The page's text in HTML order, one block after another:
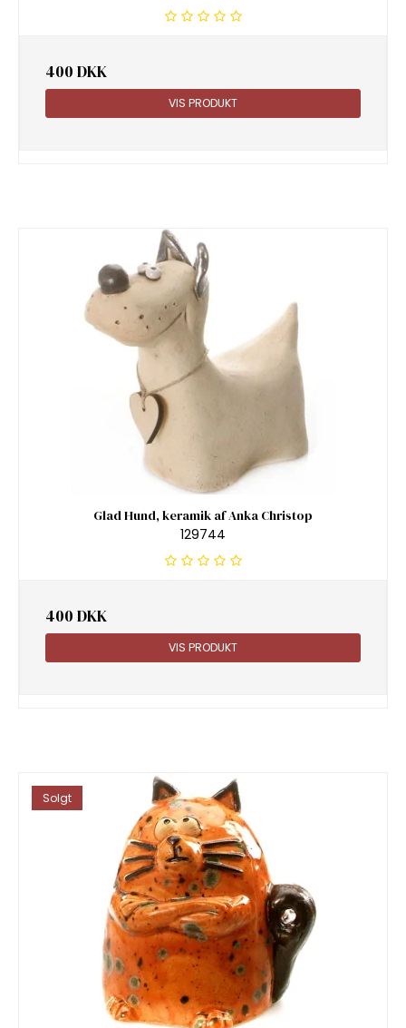
400 DKK
VIS PRODUKT
Glad Hund, keramik af Anka Christop
129744
400 DKK
VIS PRODUKT
Solgt